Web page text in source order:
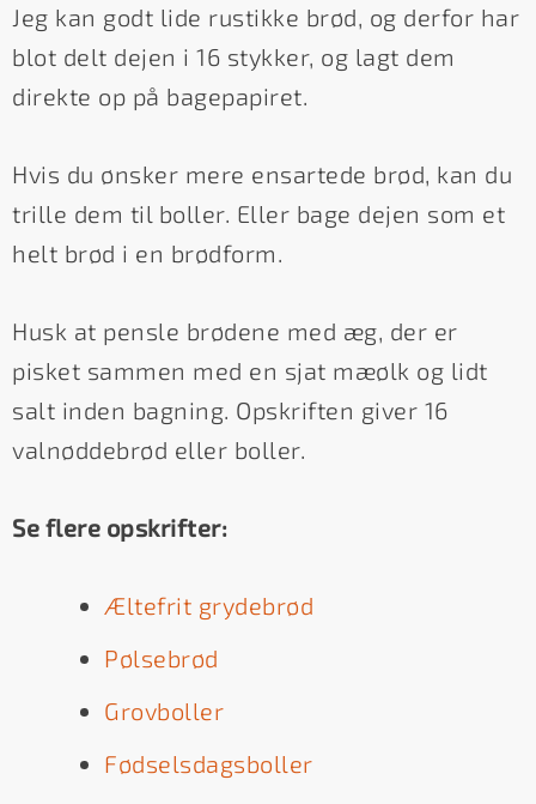
Jeg kan godt lide rustikke brød, og derfor har
blot delt dejen i 16 stykker, og lagt dem
direkte op på bagepapiret.
Hvis du ønsker mere ensartede brød, kan du
trille dem til boller. Eller bage dejen som et
helt brød i en brødform.
Husk at pensle brødene med æg, der er
pisket sammen med en sjat mæølk og lidt
salt inden bagning. Opskriften giver 16
valnøddebrød eller boller.
Se flere opskrifter:
Æltefrit grydebrød
Pølsebrød
Grovboller
Fødselsdagsboller